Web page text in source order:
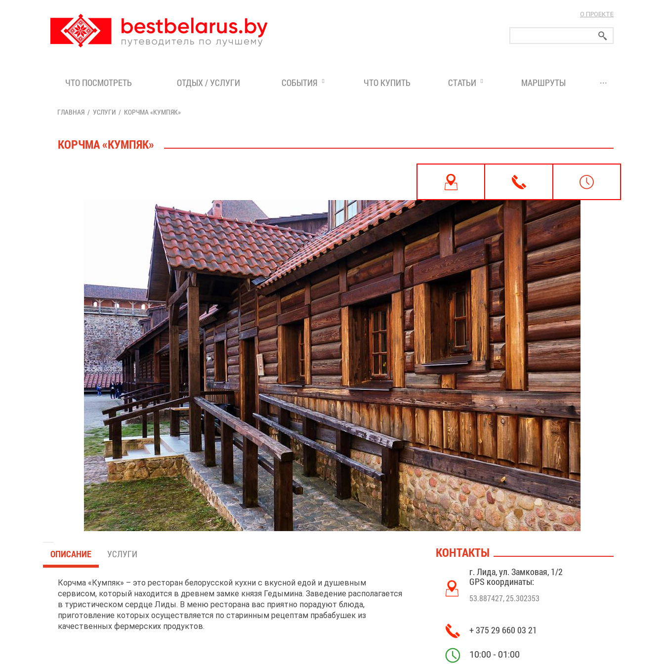
О ПРОЕКТЕ
ЧТО ПОСМОТРЕТЬ ОТДЫХ / УСЛУГИ СОБЫТИЯ ЧТО КУПИТЬ СТАТЬИ МАРШРУТЫ ...
ГЛАВНАЯ УСЛУГИ КОРЧМА «КУМПЯК»
КОРЧМА «КУМПЯК»
ОПИСАНИЕ УСЛУГИ
Корчма «Кумпяк» – это ресторан белорусской кухни с вкусной едой и душевным
сервисом, который находится в древнем замке князя Гедымина. Заведение располагается
в туристическом сердце Лиды. В меню ресторана вас приятно порадуют блюда,
приготовление которых осуществляется по старинным рецептам прабабушек из
качественных фермерских продуктов.
КОНТАКТЫ
г. Лида, ул. Замковая, 1/2
GPS координаты:
53.887427, 25.302353
+ 375 29 660 03 21
10:00 - 01:00